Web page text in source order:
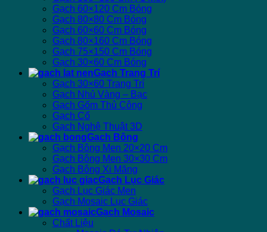
Gạch 60×120 Cm Bóng
Gạch 80×80 Cm Bóng
Gạch 60×60 Cm Bóng
Gạch 80×160 Cm Bóng
Gạch 75×150 Cm Bóng
Gạch 30×60 Cm Bóng
Gạch Trang Trí
Gạch 30×60 Trang Trí
Gạch Nhủ Vàng – Bạc
Gạch Gốm Thủ Công
Gạch Cổ
Gạch Nghệ Thuật 3D
Gạch Bông
Gạch Bông Men 20×20 Cm
Gạch Bông Men 30×30 Cm
Gạch Bông Xi Măng
Gạch Lục Giác
Gạch Lục Giác Men
Gạch Mosaic Lục Giác
Gạch Mosaic
Chất Liệu